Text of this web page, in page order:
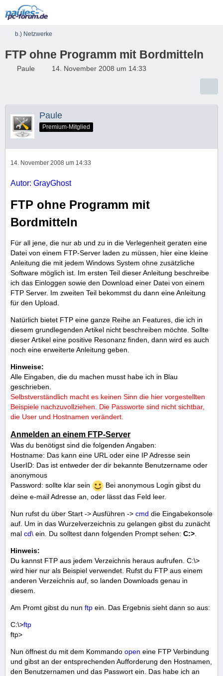
b.) Netzwerke
FTP ohne Programm mit Bordmitteln
Paule 14. November 2008 um 14:33
Paule
Premium-Mitglied
14. November 2008 um 14:33
Autor: GrayGhost
FTP ohne Programm mit
Bordmitteln
Für all jene, die nur ab und zu in die Verlegenheit geraten eine
Datei von einem FTP-Server laden zu müssen, hier eine kleine
Anleitung die mit jedem Windows System ohne zusätzliche
Software möglich ist. Im ersten Teil dieser Anleitung beschreibe
ich das Einloggen sowie den Download einer Datei von einem
FTP Server. Im zweiten Teil bekommst du dann eine Anleitung
für den Upload.
Natürlich bietet FTP eine ganze Reihe an Features, die ich in
diesem grundlegenden Artikel nicht beschreiben möchte. Sollte
dieser Artikel eine positive Resonanz finden, dann wird es auch
noch eine erweiterte Anleitung geben.
Hinweise:
Alle Eingaben, die du machen musst habe ich in Blau
geschrieben.
Selbstverständlich macht es keinen Sinn die hier vorgestellten
Beispiele nachzuvollziehen. Die Passworte sind nicht sichtbar,
die User und Hostnamen verändert.
Anmelden an einem FTP-Server
Was du benötigst sind die folgenden Angaben:
Hostname: Das kann eine URL oder eine IP Adresse sein
UserID: Das ist entweder der dir bekannte Benutzername oder
anonymous
Password: sollte klar sein
Bei anonymous Login gibst du
deine e-mail Adresse an, oder lässt das Feld leer.
Nun rufst du über Start -> Ausführen -> cmd die Eingabekonsole
auf. Um in das Wurzelverzeichnis zu gelangen gibst du zunächt
mal cd\ ein. Du solltest dann folgenden Prompt sehen: C:>
Hinweis:
Du kannst FTP aus jedem Verzeichnis heraus aufrufen. C:\>
wird hier nur als Beispiel verwendet. Rufst du FTP aus einem
anderen Verzeichnis auf, so landen Downloads genau in
diesem.
Am Promt gibst du nun ftp ein. Das Ergebnis sieht dann so aus:
C:\>ftp
ftp>
Nun öffnest du mit dem Kommando open eine FTP Verbindung
und gibst an der entsprechenden Aufforderung den Hostnamen,
den Benutzernamen und das Passwort ein. Das habe ich an